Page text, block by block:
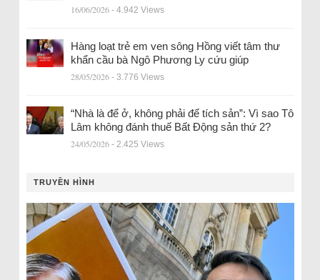
16/06/2026 - 4.942 Views
Hàng loạt trẻ em ven sông Hồng viết tâm thư
khẩn cầu bà Ngô Phương Ly cứu giúp
28/05/2026 - 3.776 Views
“Nhà là để ở, không phải để tích sản”: Vì sao Tô
Lâm không đánh thuế Bất Động sản thứ 2?
24/05/2026 - 2.425 Views
TRUYỀN HÌNH